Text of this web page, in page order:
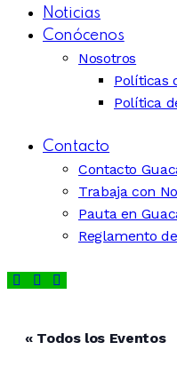
Noticias
Conócenos
Nosotros
Políticas
Política
Contacto
Contacto
Trabaja con
Pauta en
Reglamento
« Todos los Eventos